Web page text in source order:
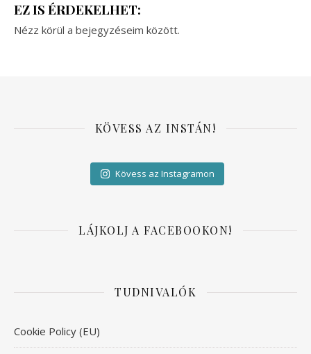
EZ IS ÉRDEKELHET:
Nézz körül a bejegyzéseim között.
KÖVESS AZ INSTÁN!
Kövess az Instagramon
LÁJKOLJ A FACEBOOKON!
TUDNIVALÓK
Cookie Policy (EU)